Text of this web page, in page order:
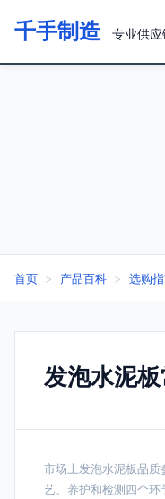
千手制造 专业供
首页 > 产品百科 > 选购
发泡水泥
市场上发泡水泥板品
艺、养护和检测四个环